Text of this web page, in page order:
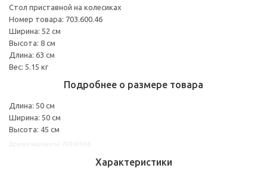
Стол приставной на колесиках
Номер товара: 703.600.46
Ширина: 52 см
Высота: 8 см
Длина: 63 см
Вес: 5.15 кг
Подробнее о размере товара
Длина: 50 см
Ширина: 50 см
Высота: 45 см
Характеристики